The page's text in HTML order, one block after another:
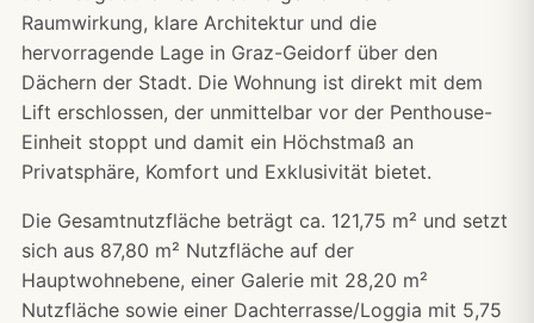
Raumwirkung, klare Architektur und die
hervorragende Lage in Graz-Geidorf über den
Dächern der Stadt. Die Wohnung ist direkt mit dem
Lift erschlossen, der unmittelbar vor der Penthouse-
Einheit stoppt und damit ein Höchstmaß an
Privatsphäre, Komfort und Exklusivität bietet.
Die Gesamtnutzfläche beträgt ca. 121,75 m² und setzt
sich aus 87,80 m² Nutzfläche auf der
Hauptwohnebene, einer Galerie mit 28,20 m²
Nutzfläche sowie einer Dachterrasse/Loggia mit 5,75